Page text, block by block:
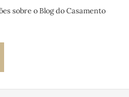
sobre o Blog do Casamento